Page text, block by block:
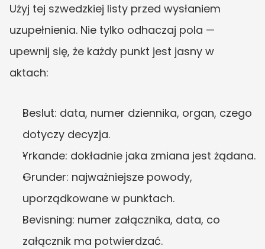
Użyj tej szwedzkiej listy przed wysłaniem
uzupełnienia. Nie tylko odhaczaj pola —
upewnij się, że każdy punkt jest jasny w
aktach:
Beslut: data, numer dziennika, organ, czego
dotyczy decyzja.
Yrkande: dokładnie jaka zmiana jest żądana.
Grunder: najważniejsze powody,
uporządkowane w punktach.
Bevisning: numer załącznika, data, co
załącznik ma potwierdzać.